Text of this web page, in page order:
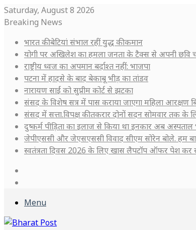
Saturday, August 8 2026
Breaking News
भारत की बेटियां संभाल रहीं युद्ध की कमान
योगी पर अखिलेश का हमला जनता के टैक्स से अपनी छवि
राष्ट्रीय ध्वज का अपमान बर्दाश्त नहीं: भाजपा
पटना में हादसे के बाद बेकाबू भीड़ का तांडव
नारायण साईं को सुप्रीम कोर्ट से झटका
संसद के विशेष सत्र में पास कराया जाएगा महिला आरक्षण
संसद में सत्ता.विपक्ष की तकरार दोनों सदन सोमवार तक के
दुष्कर्म पीड़िता का इलाज से किया था इनकार अब अस्पताल
जेपीएससी और जेएसएससी विवाद सीएम सोरेन बोले. हम
स्वतंत्रता दिवस 2026 के लिए खास लैपटॉप ऑफर पेश कर
Menu